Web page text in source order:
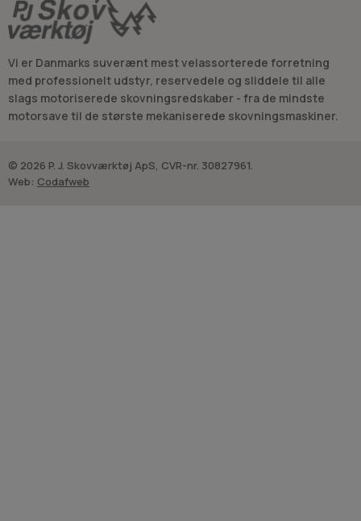
Vi er Danmarks suverænt mest velassorterede forretning
med professionelt udstyr, reservedele og sliddele til alle
slags motoriserede skovningsredskaber - fra de mindste
motorsave til de største mekaniserede skovningsmaskiner.
© 2026 P. J. Skovværktøj ApS, CVR-nr. 30827961.
Web: Codafweb